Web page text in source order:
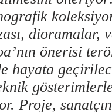
dioramalar,
önerisi
hayata
Proje,